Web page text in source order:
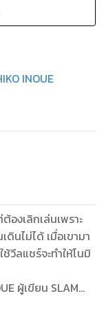
INOUE
งเลิกเล่นเพราะ
นไม่ได้ เมื่อเขามา
วีลแชร์จะทำให้โนมิ
ผู้เขียน SLAM